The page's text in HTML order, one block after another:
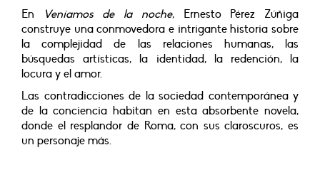
En
Veníamos de la noche, Ernesto Pérez Zúñiga
construye una conmovedora e intrigante historia sobre
la complejidad de las relaciones humanas, las
búsquedas artísticas, la identidad, la redención, la
locura y el amor.
Las contradicciones de la sociedad contemporánea y
de la conciencia habitan en esta absorbente novela,
donde el resplandor de Roma, con sus claroscuros, es
un personaje más.